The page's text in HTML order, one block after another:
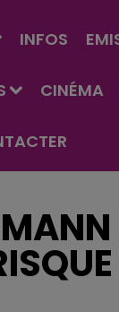
INFOS
CINÉMA